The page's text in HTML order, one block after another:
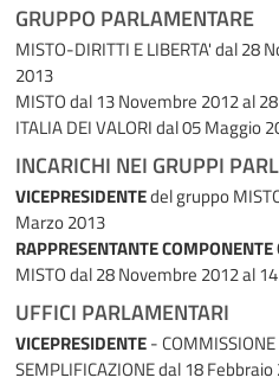
GRUPPO PARLAMENTARE
MISTO-DIRITTI E LIBERTA'dal 28
2013
MISTOdal 13 Novembre 2012 al
ITALIA DEI VALORIdal 05 Maggio
INCARICHI NEI GRUPPI
VICEPRESIDENTEdel gruppo
Marzo 2013
RAPPRESENTANTE
MISTOdal 28 Novembre 2012 al
UFFICI PARLAMENTARI
VICEPRESIDENTE- COMMISSIONE
SEMPLIFICAZIONEdal 18